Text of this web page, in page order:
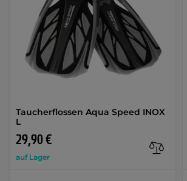
Taucherflossen Aqua Speed INOX
L
29,90 €
auf Lager